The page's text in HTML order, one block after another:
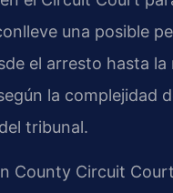
una posible
el arresto hasta la
la complejidad
tribunal.
County Circuit